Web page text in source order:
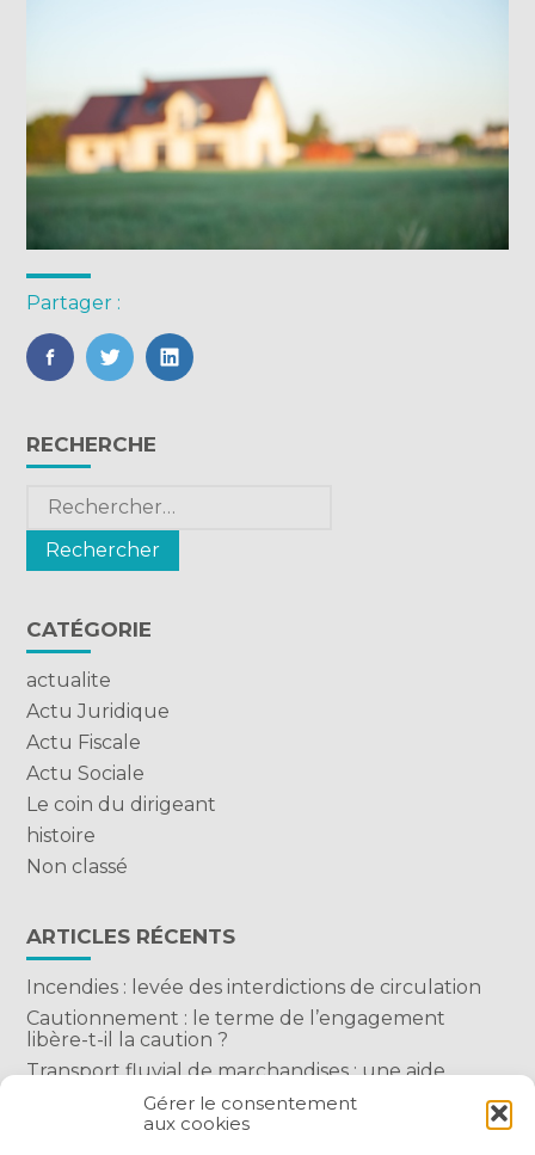
Gérer le consentement
aux cookies
Partager :
FaceBook
TwitterLinkedIn
Blog
sidebar
RECHERCHE
Rechercher :
CATÉGORIE
actualite
Actu Juridique
Actu Fiscale
Actu Sociale
Le coin du dirigeant
histoire
Non classé
ARTICLES RÉCENTS
Incendies : levée des interdictions de circulation
Cautionnement : le terme de l’engagement
libère-t-il la caution ?
Transport fluvial de marchandises : une aide
financière bienvenue
Succession : les donations du parent renonçant